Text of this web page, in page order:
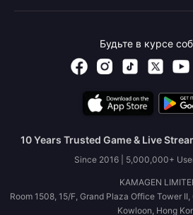
Будьте в курсе
10 Years Trusted Game & Live
Since 2016 | 5,000,000+
KAMAGEN
Room 1508, 15/F, Grand Plaza Office Tower
Kowloon, Hong